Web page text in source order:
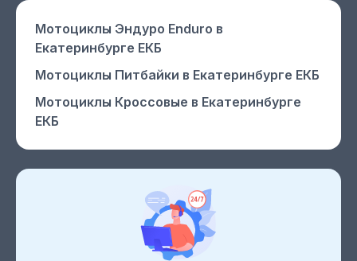
Мотоциклы Эндуро Enduro в
Екатеринбурге ЕКБ
Мотоциклы Питбайки в Екатеринбурге ЕКБ
Мотоциклы Кроссовые в Екатеринбурге
ЕКБ